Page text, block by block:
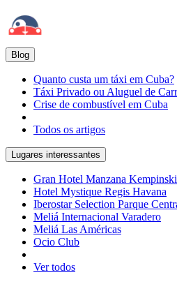
Blog
Quanto custa um táxi em Cuba?
Táxi Privado ou Aluguel de
Crise de combustível em Cuba
Todos os artigos
Lugares interessantes
Gran Hotel Manzana Kempinski
Hotel Mystique Regis Havana
Iberostar Selection Parque
Meliá Internacional Varadero
Meliá Las Américas
Ocio Club
Ver todos